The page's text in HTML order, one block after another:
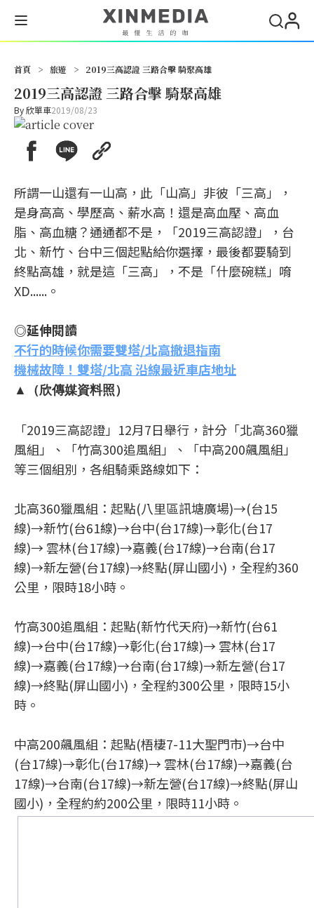
首頁 > 旅遊 > 2019三高認證 三路合擊 騎聚高雄
2019三高認證 三路合擊 騎聚高雄
By欣單車2019/08/23
所謂一山還有一山高，此「山高」非彼「三高」，
是身高高、學歷高、薪水高！還是高血壓、高血
脂、高血糖？通通都不是，「2019三高認證」，台
北、新竹、台中三個起點給你選擇，最後都要騎到
終點高雄，就是這「三高」，不是「什麼碗糕」唷
XD......。
◎延伸閱讀
不行的時候你需要雙塔/北高撤退指南
機械故障！雙塔/北高 沿線最近車店地址
▲（欣傳媒資料照）
「2019三高認證」12月7日舉行，計分「北高360獵
風組」、「竹高300追風組」、「中高200飆風組」
等三個組別，各組騎乘路線如下：
北高360獵風組：起點(八里區訊塘廣場)→(台15
線)→新竹(台61線)→台中(台17線)→彰化(台17
線)→ 雲林(台17線)→嘉義(台17線)→台南(台17
線)→新左營(台17線)→終點(屏山國小)，全程約360
公里，限時18小時。
竹高300追風組：起點(新竹代天府)→新竹(台61
線)→台中(台17線)→彰化(台17線)→ 雲林(台17
線)→嘉義(台17線)→台南(台17線)→新左營(台17
線)→終點(屏山國小)，全程約300公里，限時15小
時。
中高200飆風組：起點(梧棲7-11大聖門市)→台中
(台17線)→彰化(台17線)→ 雲林(台17線)→嘉義(台
17線)→台南(台17線)→新左營(台17線)→終點(屏山
國小)，全程約約200公里，限時11小時。